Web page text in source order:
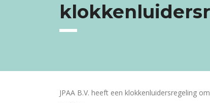
JPAA B.V. heeft een klokkenluidersregeling